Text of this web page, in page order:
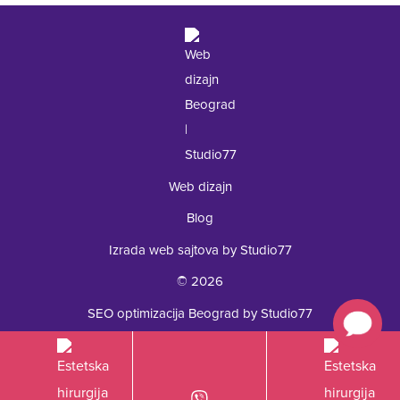
Web dizajn
Blog
Izrada web sajtova by Studio77
© 2026
SEO optimizacija Beograd by Studio77